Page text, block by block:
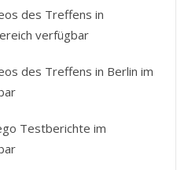
des Treffens in
verfügbar
des Treffens in Berlin im
Testberichte im